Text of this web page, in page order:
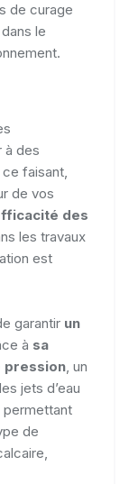
de curage
le
à des
faisant,
de vos
des
les travaux
est
garantir un
à sa
pression, un
jets d’eau
permettant
de